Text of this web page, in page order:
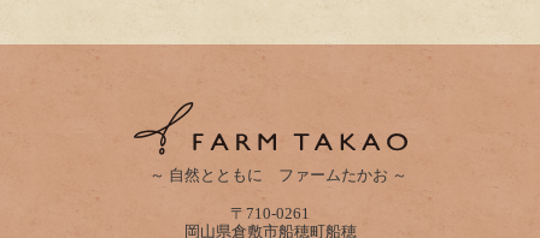
～ 自然とともに ファームたかお ～
〒710-0261
岡山県倉敷市船穂町船穂